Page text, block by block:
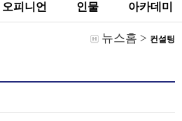
오피니언 인물 아카데미
뉴스홈 > 컨설팅